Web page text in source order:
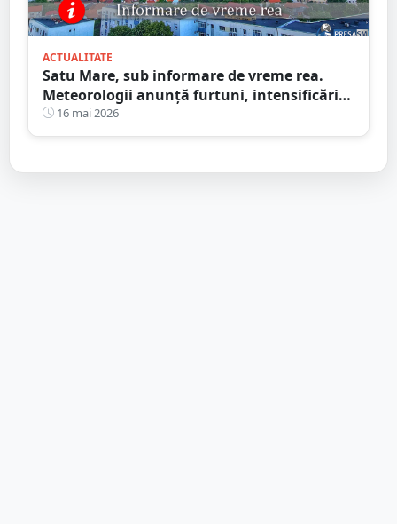
ACTUALITATE
Satu Mare, sub informare de vreme rea.
Meteorologii anunță furtuni, intensificări
de vânt și ploi în averse
16 mai 2026